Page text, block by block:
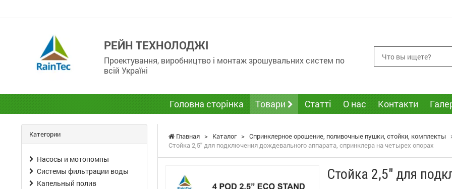
РЕЙН ТЕХНОЛОДЖІ
Проектування, виробництво і монтаж зрошувальних систем по
всій Україні
Головна сторінка Товари Статті О нас Контакти
Главная > Каталог > Спринклерное орошение, поливочные пушки, стойки, комплекты
Стойка 2,5" для подключения дождевального аппарата, спринклера на четырех опорах
Стойка 2,5" для
Категории
Насосы и мотопомпы
Системы фильтрации воды
Капельный полив